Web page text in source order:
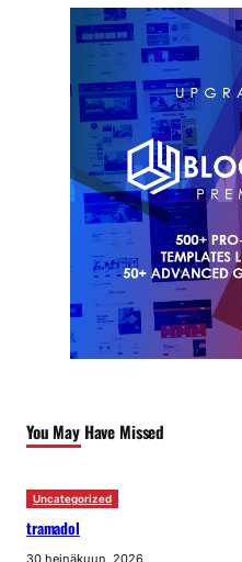
You May Have Missed
Uncategorized
tramadol
30 heinäkuun, 2026